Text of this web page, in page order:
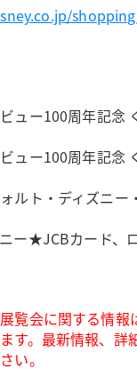
ュー100周年記念
ュー100周年記念
ルト・ディズニー
ー★JCBカード、
覧会に関する情報
す。最新情報、詳
い。